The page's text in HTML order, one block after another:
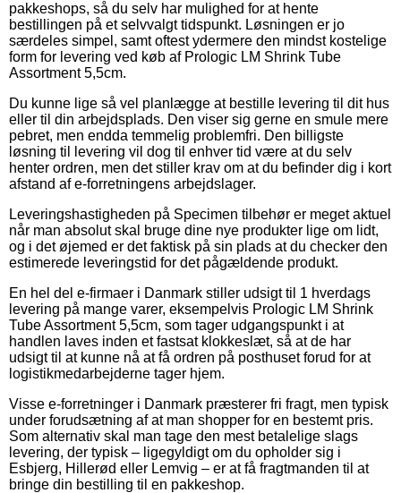
pakkeshops, så du selv har mulighed for at hente
bestillingen på et selvvalgt tidspunkt. Løsningen er jo
særdeles simpel, samt oftest ydermere den mindst kostelige
form for levering ved køb af Prologic LM Shrink Tube
Assortment 5,5cm.
Du kunne lige så vel planlægge at bestille levering til dit hus
eller til din arbejdsplads. Den viser sig gerne en smule mere
pebret, men endda temmelig problemfri. Den billigste
løsning til levering vil dog til enhver tid være at du selv
henter ordren, men det stiller krav om at du befinder dig i kort
afstand af e-forretningens arbejdslager.
Leveringshastigheden på Specimen tilbehør er meget aktuel
når man absolut skal bruge dine nye produkter lige om lidt,
og i det øjemed er det faktisk på sin plads at du checker den
estimerede leveringstid for det pågældende produkt.
En hel del e-firmaer i Danmark stiller udsigt til 1 hverdags
levering på mange varer, eksempelvis Prologic LM Shrink
Tube Assortment 5,5cm, som tager udgangspunkt i at
handlen laves inden et fastsat klokkeslæt, så at de har
udsigt til at kunne nå at få ordren på posthuset forud for at
logistikmedarbejderne tager hjem.
Visse e-forretninger i Danmark præsterer fri fragt, men typisk
under forudsætning af at man shopper for en bestemt pris.
Som alternativ skal man tage den mest betalelige slags
levering, der typisk – ligegyldigt om du opholder sig i
Esbjerg, Hillerød eller Lemvig – er at få fragtmanden til at
bringe din bestilling til en pakkeshop.